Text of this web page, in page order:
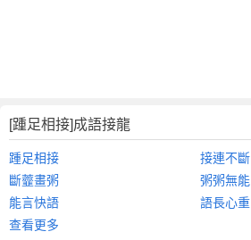
[踵足相接]成語接龍
踵足相接
接連不斷
斷虀畫粥
粥粥無能
能言快語
語長心重
查看更多